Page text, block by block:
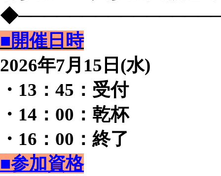
■開催日時
2026年7月15日(水)
・13：45：受付
・14：00：乾杯
・16：00：終了
■参加資格